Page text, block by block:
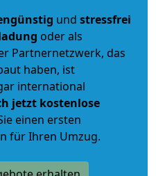
und stressfrei
oder als
Partnernetzwerk, das
haben, ist
international
jetzt kostenlose
einen ersten
für Ihren Umzug.